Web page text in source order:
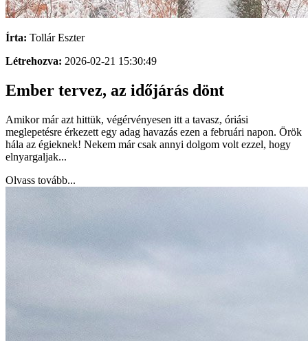
Írta: Tollár Eszter
Létrehozva: 2026-02-21 15:30:49
Ember tervez, az időjárás dönt
Amikor már azt hittük, végérvényesen itt a tavasz, óriási
meglepetésre érkezett egy adag havazás ezen a februári napon. Örök
hála az égieknek! Nekem már csak annyi dolgom volt ezzel, hogy
elnyargaljak...
Olvass tovább...